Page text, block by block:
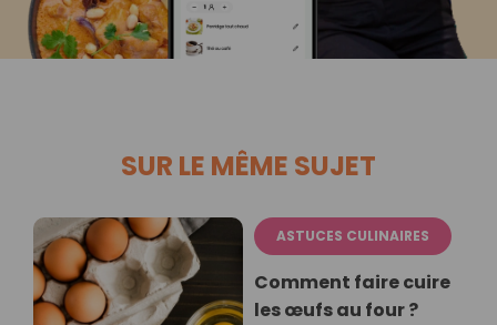
SUR LE MÊME SUJET
ASTUCES CULINAIRES
Comment faire cuire
les œufs au four ?